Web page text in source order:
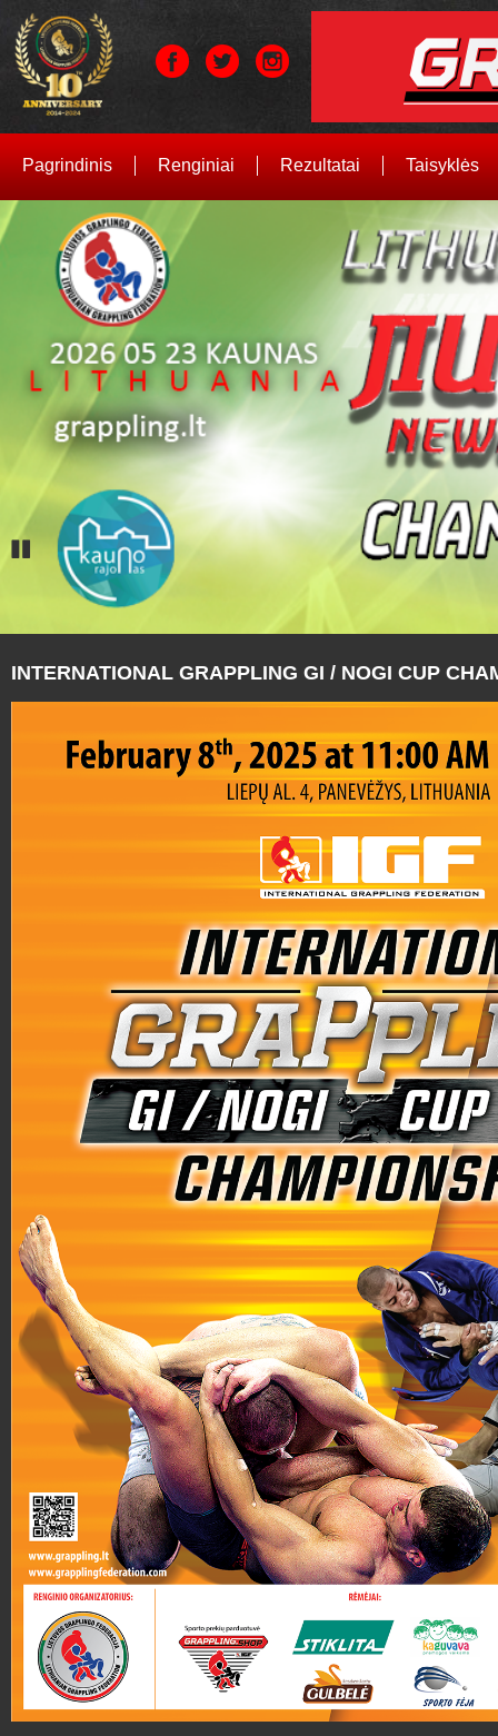
Pagrindinis Renginiai Rezultatai Taisyklės
INTERNATIONAL GRAPPLING GI / NOGI CUP